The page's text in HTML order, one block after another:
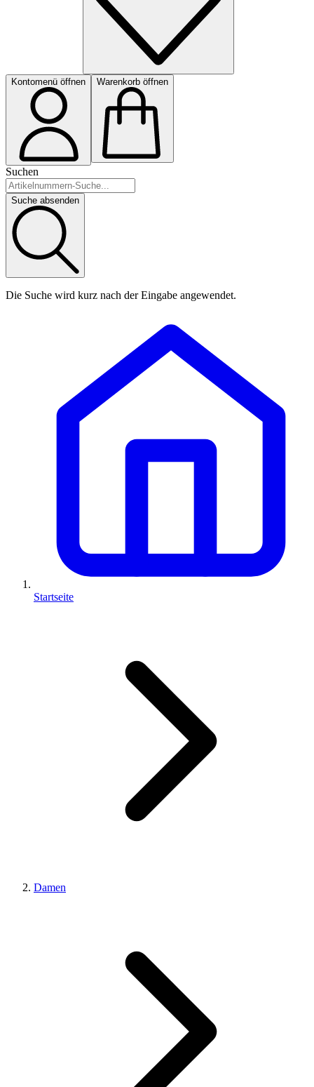
Kontomenü öffnen Warenkorb öffnen
Suchen
Suche absenden
Die Suche wird kurz nach der Eingabe angewendet.
Startseite
Damen